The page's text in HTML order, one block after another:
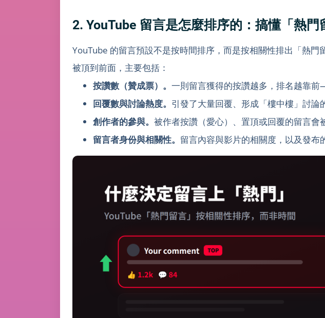
2. YouTube 留言是怎麼排序的：搞懂「熱門
YouTube 的留言預設不是按時間排序，而是按相關性排出「熱
被頂到前面，主要包括：
按讚數（贊成票）。 一則留言獲得的按讚越多，排名越靠
回覆數與討論熱度。 引發了大量回覆、形成「樓中樓」討論
創作者的參與。 被作者按讚（愛心）、置頂或回覆的留言會
留言者身份與相關性。 留言內容與影片的相關度，以及發布